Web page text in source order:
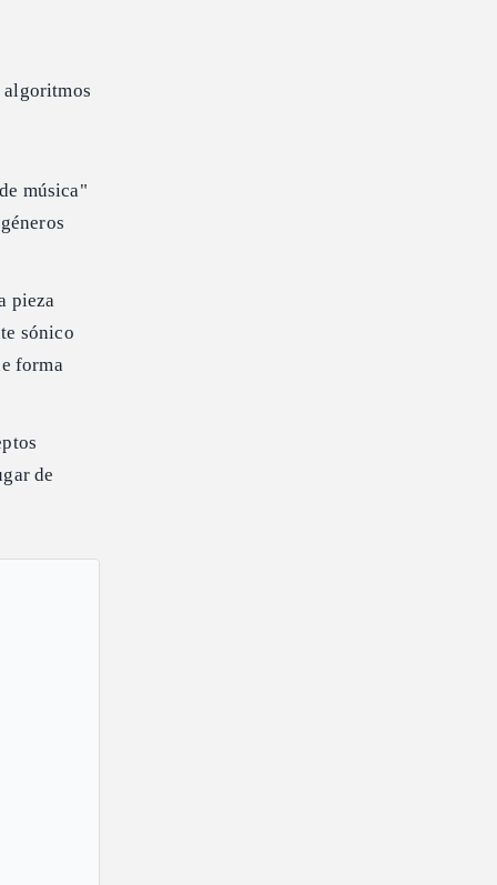
algoritmos
música"
pieza
sónico
forma
de